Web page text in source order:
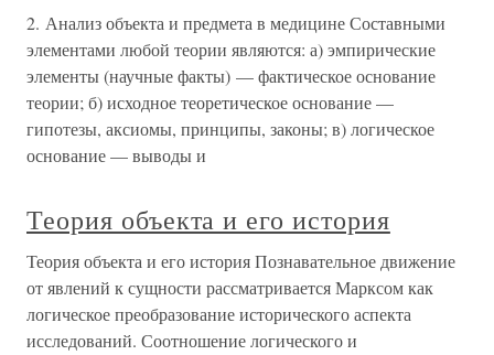
2. Анализ объекта и предмета в медицине Составными
элементами любой теории являются: а) эмпирические
элементы (научные факты) — фактическое основание
теории; б) исходное теоретическое основание —
гипотезы, аксиомы, принципы, законы; в) логическое
основание — выводы и
Теория объекта и его история
Теория объекта и его история Познавательное движение
от явлений к сущности рассматривается Марксом как
логическое преобразование исторического аспекта
исследований. Соотношение логического и